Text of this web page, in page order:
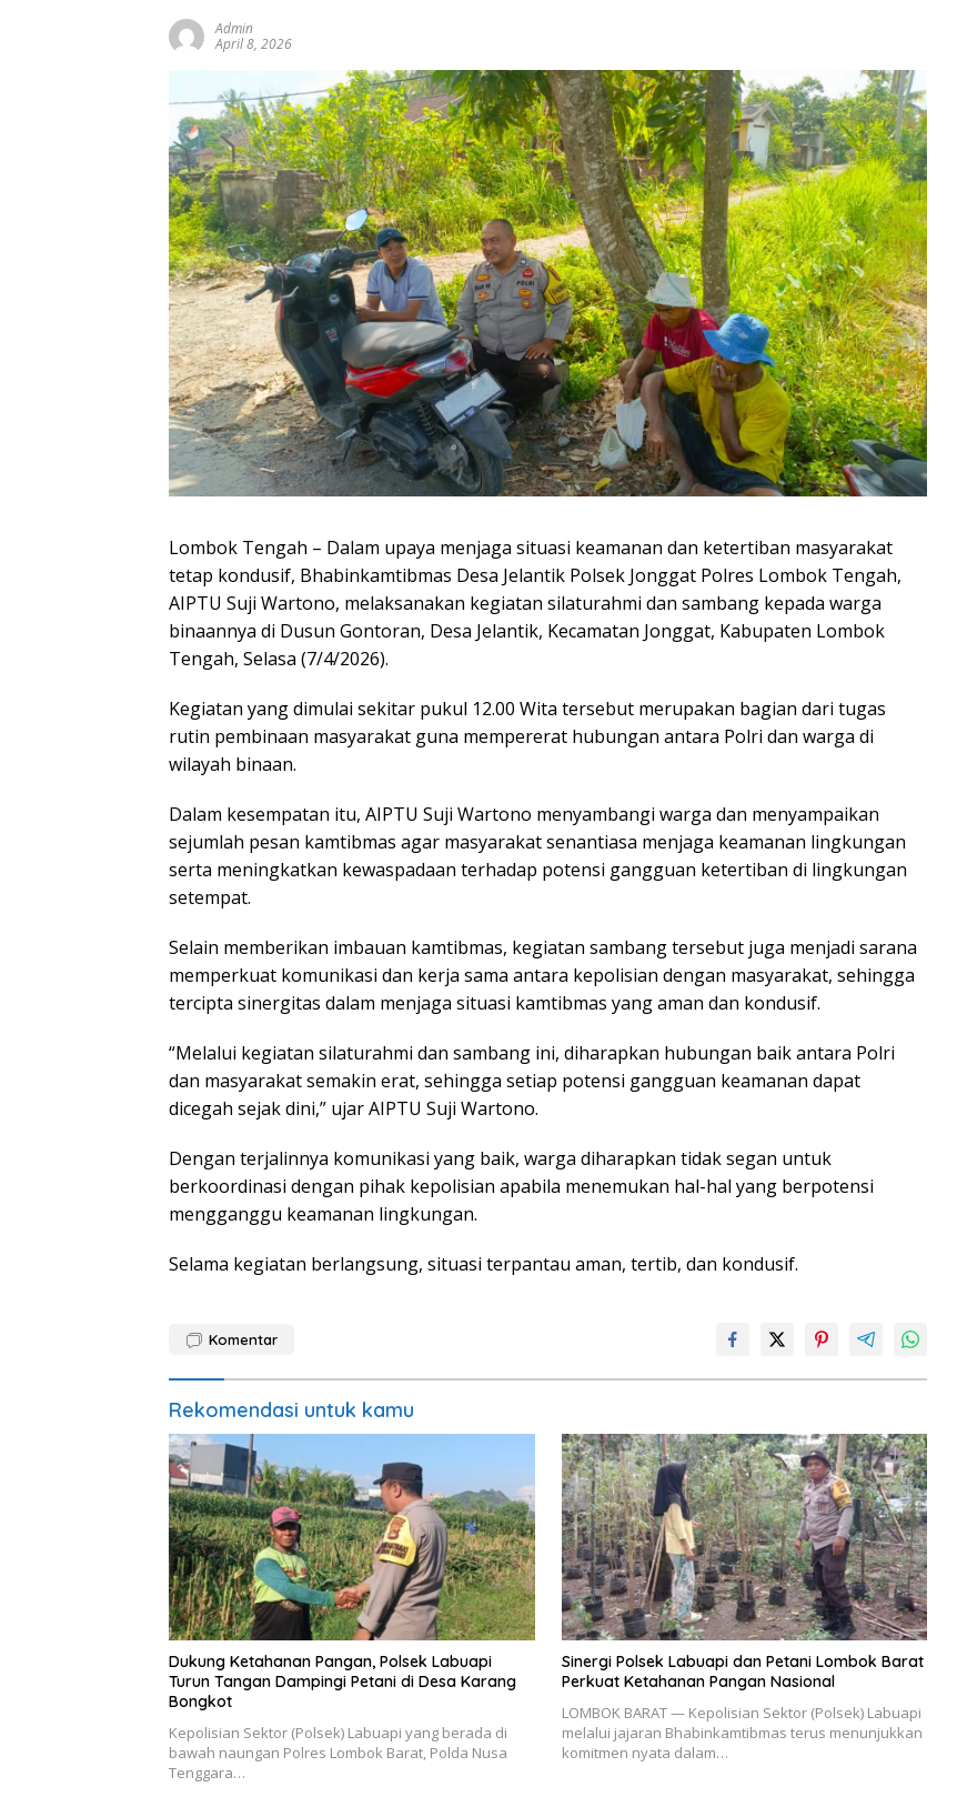
Admin
April 8, 2026
Lombok Tengah – Dalam upaya menjaga situasi keamanan dan ketertiban masyarakat
tetap kondusif, Bhabinkamtibmas Desa Jelantik Polsek Jonggat Polres Lombok Tengah,
AIPTU Suji Wartono, melaksanakan kegiatan silaturahmi dan sambang kepada warga
binaannya di Dusun Gontoran, Desa Jelantik, Kecamatan Jonggat, Kabupaten Lombok
Tengah, Selasa (7/4/2026).
Kegiatan yang dimulai sekitar pukul 12.00 Wita tersebut merupakan bagian dari tugas
rutin pembinaan masyarakat guna mempererat hubungan antara Polri dan warga di
wilayah binaan.
Dalam kesempatan itu, AIPTU Suji Wartono menyambangi warga dan menyampaikan
sejumlah pesan kamtibmas agar masyarakat senantiasa menjaga keamanan lingkungan
serta meningkatkan kewaspadaan terhadap potensi gangguan ketertiban di lingkungan
setempat.
Selain memberikan imbauan kamtibmas, kegiatan sambang tersebut juga menjadi sarana
memperkuat komunikasi dan kerja sama antara kepolisian dengan masyarakat, sehingga
tercipta sinergitas dalam menjaga situasi kamtibmas yang aman dan kondusif.
“Melalui kegiatan silaturahmi dan sambang ini, diharapkan hubungan baik antara Polri
dan masyarakat semakin erat, sehingga setiap potensi gangguan keamanan dapat
dicegah sejak dini,” ujar AIPTU Suji Wartono.
Dengan terjalinnya komunikasi yang baik, warga diharapkan tidak segan untuk
berkoordinasi dengan pihak kepolisian apabila menemukan hal-hal yang berpotensi
mengganggu keamanan lingkungan.
Selama kegiatan berlangsung, situasi terpantau aman, tertib, dan kondusif.
Komentar
Rekomendasi untuk kamu
Dukung Ketahanan Pangan, Polsek Labuapi
Turun Tangan Dampingi Petani di Desa Karang
Bongkot
Kepolisian Sektor (Polsek) Labuapi yang berada di
bawah naungan Polres Lombok Barat, Polda Nusa
Tenggara…
Sinergi Polsek Labuapi dan Petani Lombok Barat
Perkuat Ketahanan Pangan Nasional
LOMBOK BARAT — Kepolisian Sektor (Polsek) Labuapi
melalui jajaran Bhabinkamtibmas terus menunjukkan
komitmen nyata dalam…